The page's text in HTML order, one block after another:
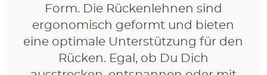
Form. Die Rückenlehnen sind
ergonomisch geformt und bieten
eine optimale Unterstützung für den
Rücken. Egal, ob Du Dich